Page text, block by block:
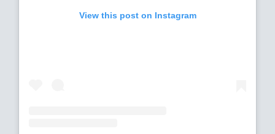
View this post on Instagram